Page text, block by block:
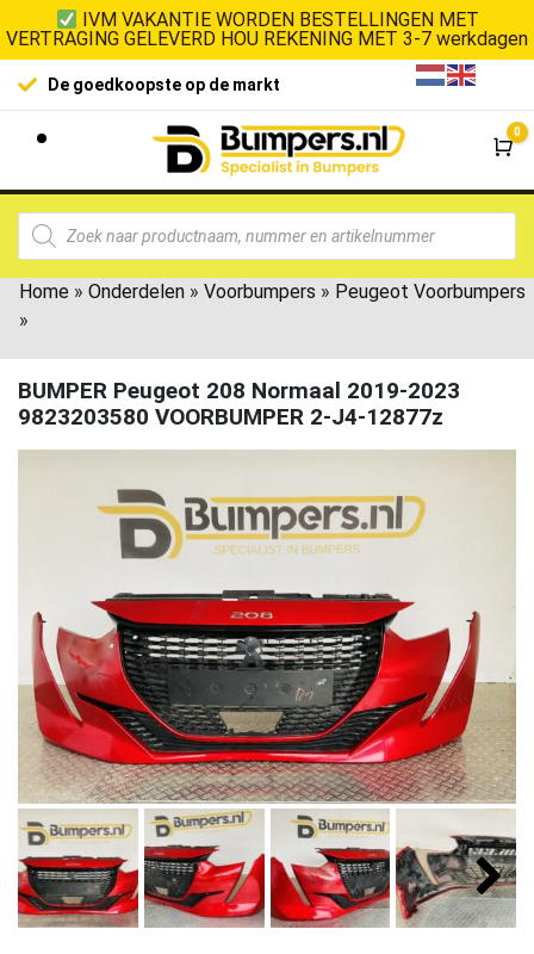
IVM VAKANTIE WORDEN BESTELLINGEN MET
VERTRAGING GELEVERD HOU REKENING MET 3-7 werkdagen
De goedkoopste op de markt
0
Home » Onderdelen » Voorbumpers » Peugeot Voorbumpers
»
BUMPER Peugeot 208 Normaal 2019-2023
9823203580 VOORBUMPER 2-J4-12877z